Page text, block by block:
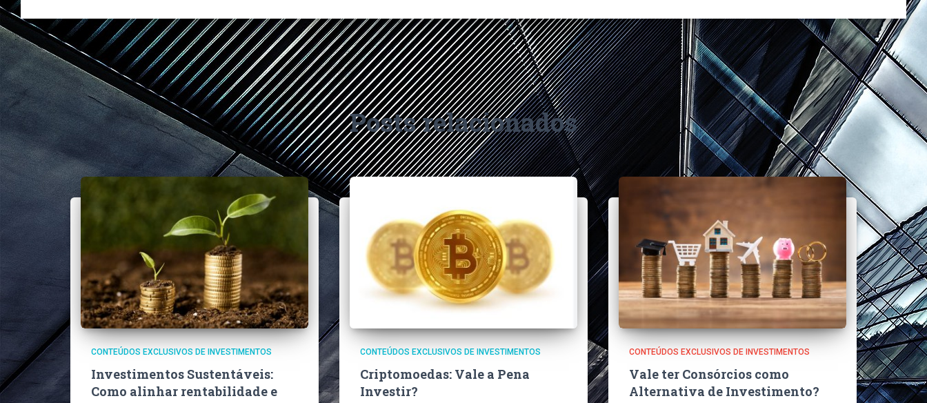
Posts relacionados
CONTEÚDOS EXCLUSIVOS DE INVESTIMENTOS
Investimentos Sustentáveis:
Como alinhar rentabilidade e
CONTEÚDOS EXCLUSIVOS DE INVESTIMENTOS
Criptomoedas: Vale a Pena
Investir?
CONTEÚDOS EXCLUSIVOS DE INVESTIMENTOS
Vale ter Consórcios como
Alternativa de Investimento?